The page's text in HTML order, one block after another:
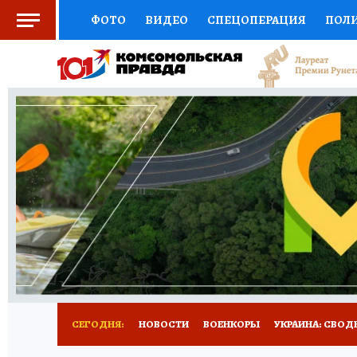
ФОТО ВИДЕО СПЕЦОПЕРАЦИЯ
СОЦПОДДЕРЖКА НАУКА СПОРТ
ОТКРЫВАЕМ МИР СЕМЬЯ ЖЕНСКИЕ
СЕРИАЛЫ СПЕЦПРОЕКТЫ ДЕФИЦИТ
КОНКУРСЫ ГИД ПОТРЕБИТЕЛЯ ВСЕ О
СЕГОДНЯ: НОВОСТИ ВОЕНКОРЫ УКРАИНА: